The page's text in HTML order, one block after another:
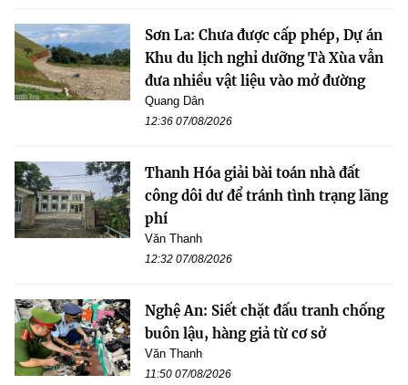
Sơn La: Chưa được cấp phép, Dự án
Khu du lịch nghỉ dưỡng Tà Xùa vẫn
đưa nhiều vật liệu vào mở đường
Quang Dân
12:36 07/08/2026
Thanh Hóa giải bài toán nhà đất
công dôi dư để tránh tình trạng lãng
phí
Văn Thanh
12:32 07/08/2026
Nghệ An: Siết chặt đấu tranh chống
buôn lậu, hàng giả từ cơ sở
Văn Thanh
11:50 07/08/2026